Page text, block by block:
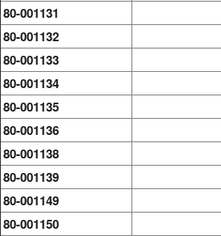
80-001131
80-001132
80-001133
80-001134
80-001135
80-001136
80-001138
80-001139
80-001149
80-001150